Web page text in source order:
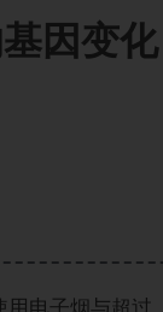
因变化